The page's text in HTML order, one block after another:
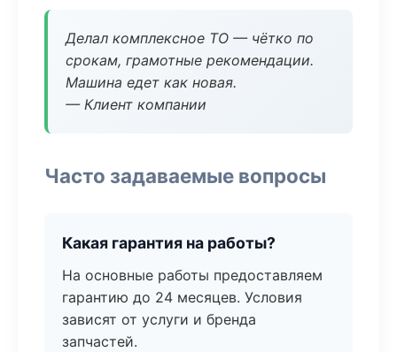
Делал комплексное ТО — чётко по
срокам, грамотные рекомендации.
Машина едет как новая.
— Клиент компании
Часто задаваемые вопросы
Какая гарантия на работы?
На основные работы предоставляем
гарантию до 24 месяцев. Условия
зависят от услуги и бренда
запчастей.